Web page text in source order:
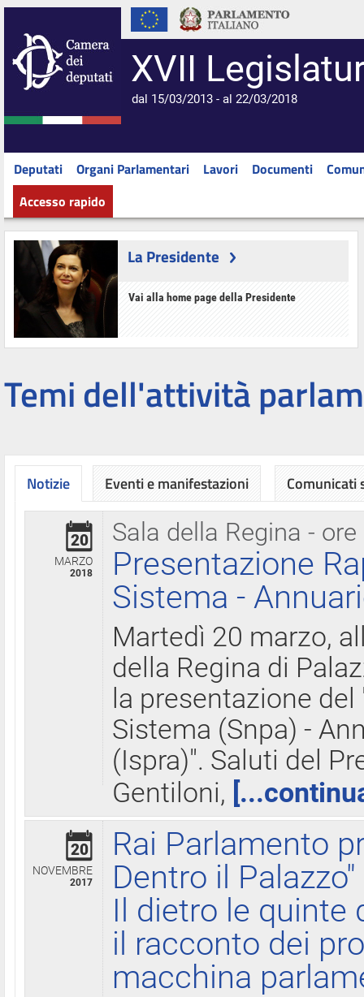
XVII
dal 15/03/2013 - al 22/03/2018
Deputati Organi Parlamentari Lavori Documenti
Accesso rapido
La Presidente
Vai alla home page della Presidente
Temi dell'attività
Notizie
Sala della Regina - ore
20
MARZO
2018
Presentazione
Sistema -
Martedì 20 marzo,
della Regina di
la presentazione
Sistema (Snpa) -
(Ispra)". Saluti del
Gentiloni,
20
NOVEMBRE
2017
Rai Parlamento
Dentro il Palazzo"
Il dietro le quinte
il racconto dei
macchina
Eventi e manifestazioni Comunicati